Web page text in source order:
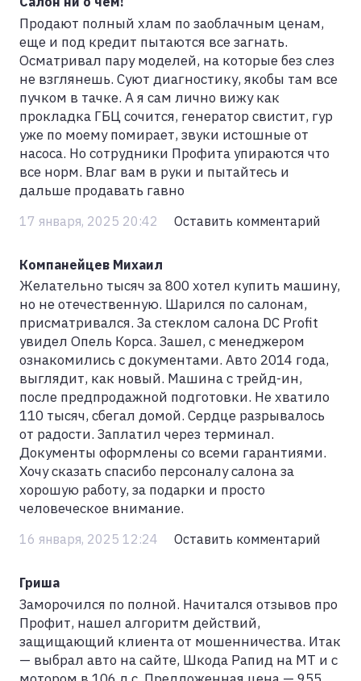
Продают полный хлам по заоблачным ценам,
еще и под кредит пытаются все загнать.
Осматривал пару моделей, на которые без слез
не взглянешь. Суют диагностику, якобы там все
пучком в тачке. А я сам лично вижу как
прокладка ГБЦ сочится, генератор свистит, гур
уже по моему помирает, звуки истошные от
насоса. Но сотрудники Профита упираются что
все норм. Влаг вам в руки и пытайтесь и
дальше продавать гавно
17 января, 2025 20:42 Оставить комментарий
Компанейцев Михаил
Желательно тысяч за 800 хотел купить машину,
но не отечественную. Шарился по салонам,
присматривался. За стеклом салона DC Profit
увидел Опель Корса. Зашел, с менеджером
ознакомились с документами. Авто 2014 года,
выглядит, как новый. Машина с трейд-ин,
после предпродажной подготовки. Не хватило
110 тысяч, сбегал домой. Сердце разрывалось
от радости. Заплатил через терминал.
Документы оформлены со всеми гарантиями.
Хочу сказать спасибо персоналу салона за
хорошую работу, за подарки и просто
человеческое внимание.
16 января, 2025 12:24 Оставить комментарий
Гриша
Заморочился по полной. Начитался отзывов про
Профит, нашел алгоритм действий,
защищающий клиента от мошенничества. Итак
— выбрал авто на сайте, Шкода Рапид на МТ и с